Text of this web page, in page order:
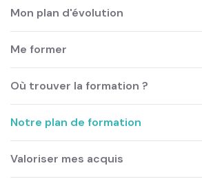
Mon plan d'évolution
Me former
Où trouver la formation ?
Notre plan de formation
Valoriser mes acquis